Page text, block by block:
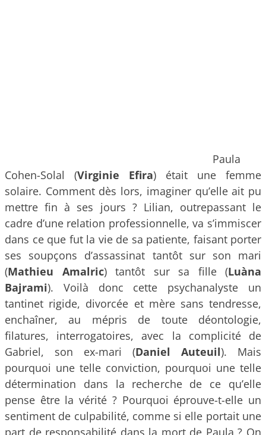
Paula
Cohen-Solal (Virginie Efira) était une femme
solaire. Comment dès lors, imaginer qu’elle ait pu
mettre fin à ses jours ? Lilian, outrepassant le
cadre d’une relation professionnelle, va s’immiscer
dans ce que fut la vie de sa patiente, faisant porter
ses soupçons d’assassinat tantôt sur son mari
(Mathieu Amalric) tantôt sur sa fille (Luàna
Bajrami). Voilà donc cette psychanalyste un
tantinet rigide, divorcée et mère sans tendresse,
enchaîner, au mépris de toute déontologie,
filatures, interrogatoires, avec la complicité de
Gabriel, son ex-mari (Daniel Auteuil). Mais
pourquoi une telle conviction, pourquoi une telle
détermination dans la recherche de ce qu’elle
pense être la vérité ? Pourquoi éprouve-t-elle un
sentiment de culpabilité, comme si elle portait une
part de responsabilité dans la mort de Paula ? On